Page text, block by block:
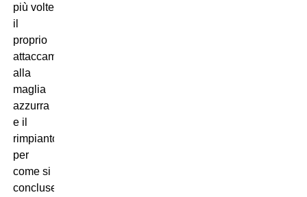
più volte
il
proprio
attaccamento
alla
maglia
azzurra
e il
rimpianto
per
come si
concluse